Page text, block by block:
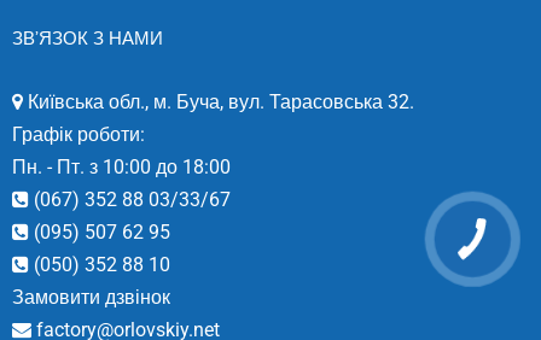
ЗВ’ЯЗОК З НАМИ
Київська обл., м. Буча, вул. Тарасовська 32.
Графік роботи:
Пн. - Пт. з 10:00 до 18:00
(067) 352 88 03/33/67
(095) 507 62 95
(050) 352 88 10
Замовити дзвінок
factory@orlovskiy.net